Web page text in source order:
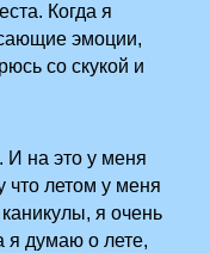
Когда я
эмоции,
со скукой и
И на это у меня
что летом у меня
я очень
я думаю о лете,